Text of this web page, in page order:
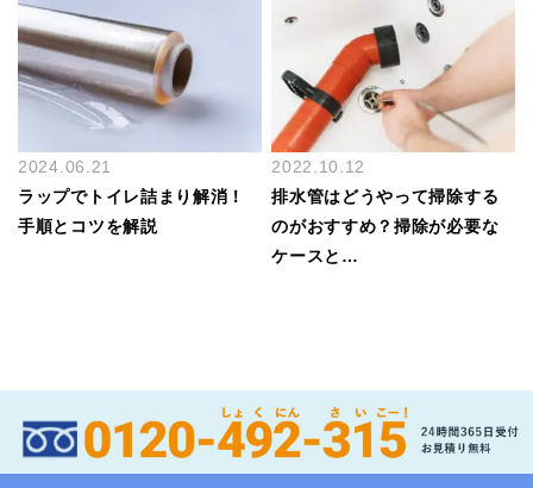
2024.06.21
ラップでトイレ詰まり解消！
手順とコツを解説
2022.10.12
排水管はどうやって掃除する
のがおすすめ？掃除が必要な
ケースと…